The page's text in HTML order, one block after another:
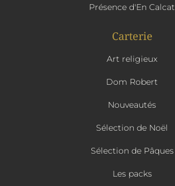
Présence d'En Calcat
Carterie
Art religieux
Dom Robert
Nouveautés
Sélection de Noël
Sélection de Pâques
Les packs